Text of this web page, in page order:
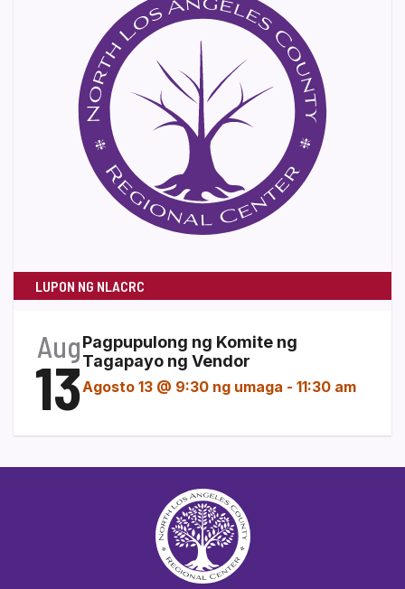
LUPON NG NLACRC
Aug
13
Pagpupulong ng Komite ng
Tagapayo ng Vendor
Agosto 13 @ 9:30 ng umaga - 11:30 am